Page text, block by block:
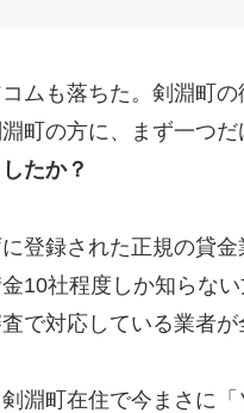
コムも落ちた。剣淵町
町の方に、まず一つ
たか？
登録された正規の貸
10社程度しか知らな
で対応している業者が
淵町在住で今まさに